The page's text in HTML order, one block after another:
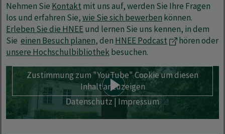
Nehmen Sie Kontakt mit uns auf, werden Sie Ihre Fragen
los und erfahren Sie,wie Sie sich bewerben können.
Erleben Sie die HNEEund lernen Sie uns kennen, in dem
Sie einen Besuch planen, den HNEE Podcast
hören oder
unsere Hochschulbibliothekbesuchen.
Zustimmung zum "YouTube" Cookie um diesen
Inhalt anzuzeigen
Datenschutz | Impressum